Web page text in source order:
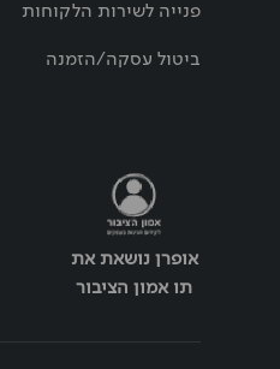
פנייה לשירות הלקוחות
ביטול עסקה/הזמנה
אופרן נושאת את
תו אמון הציבור